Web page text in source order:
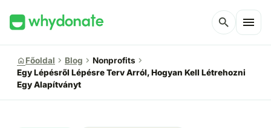
search menu
homeFőoldal chevron_right Blog chevron_right Nonprofits chevron_right
Egy Lépésről Lépésre Terv Arról, Hogyan Kell Létrehozni
Egy Alapítványt